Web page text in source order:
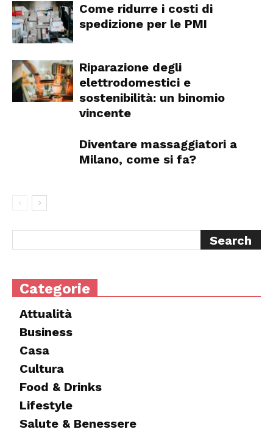
Come ridurre i costi di
spedizione per le PMI
Riparazione degli
elettrodomestici e
sostenibilità: un binomio
vincente
Diventare massaggiatori a
Milano, come si fa?
Categorie
Attualità
Business
Casa
Cultura
Food & Drinks
Lifestyle
Salute & Benessere